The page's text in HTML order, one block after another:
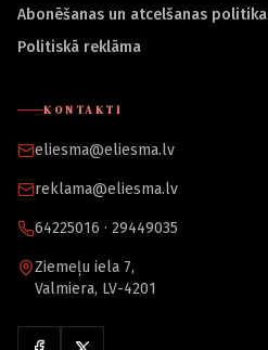
Abonēšanas un atcelšanas politika
Politiskā reklāma
KONTAKTI
eliesma@eliesma.lv
reklama@eliesma.lv
64225016 · 29449035
Ziemeļu iela 7,
Valmiera, LV-4201